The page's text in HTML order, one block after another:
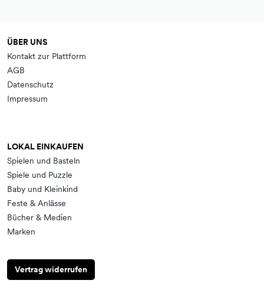
ÜBER UNS
Kontakt zur Plattform
AGB
Datenschutz
Impressum
LOKAL EINKAUFEN
Spielen und Basteln
Spiele und Puzzle
Baby und Kleinkind
Feste & Anlässe
Bücher & Medien
Marken
Vertrag widerrufen